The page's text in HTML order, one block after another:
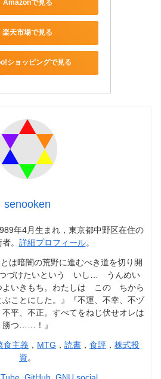
Amazonで見る
楽天市場で見る
ショッピングで見る
senooken
年4月生まれ，東京都中野区在住の
。 詳細プロフィール。
は暗闇の荒野に進むべき道を切り開
つづけたいという いし… うんめい
いきもち。わたしは この ちから
とにした。』『不運、不幸、不ヅ
平、不正。すべてをねじ伏せオレは
勝つ……！』
食主義 ， MTG ， 読書 ， 食評 ， 株式投
資。